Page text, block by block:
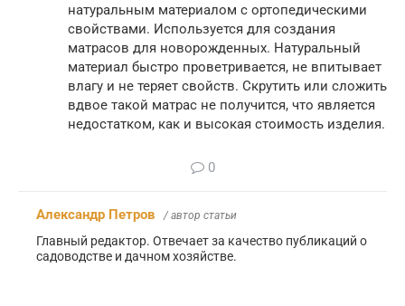
натуральным материалом с ортопедическими
свойствами. Используется для создания
матрасов для новорожденных. Натуральный
материал быстро проветривается, не впитывает
влагу и не теряет свойств. Скрутить или сложить
вдвое такой матрас не получится, что является
недостатком, как и высокая стоимость изделия.
0
Александр Петров / автор статьи
Главный редактор. Отвечает за качество публикаций о
садоводстве и дачном хозяйстве.